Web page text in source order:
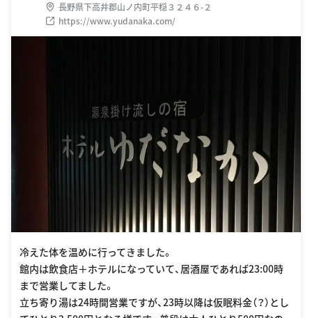
長野県下高井郡山ノ内町平穏３２４６-２
https://www.yudanaka.com/
冷えた体を温めに行ってきました。
館内は飲食店＋ホテルになっていて、居酒屋であれば23:00時
まで営業してました。
立ち寄り湯は24時間営業ですが、23時以降は仮眠料金（？）とし